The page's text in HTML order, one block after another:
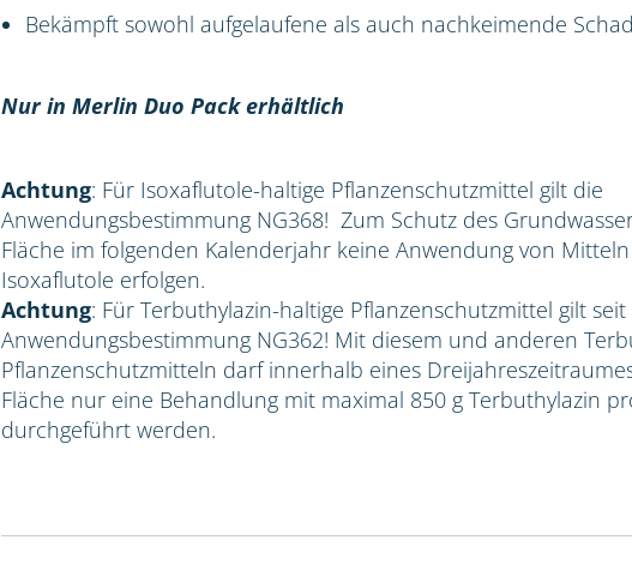
Bekämpft sowohl aufgelaufene als auch nachkeimende
Nur in Merlin Duo Pack erhältlich
Achtung: Für Isoxaflutole-haltige Pflanzenschutzmittel gilt die
Anwendungsbestimmung NG368! Zum Schutz des
Fläche im folgenden Kalenderjahr keine Anwendung von
Isoxaflutole erfolgen.
Achtung: Für Terbuthylazin-haltige Pflanzenschutzmittel gilt seit
Anwendungsbestimmung NG362! Mit diesem und anderen
Pflanzenschutzmitteln darf innerhalb eines
Fläche nur eine Behandlung mit maximal 850 g Terbuthylazin
durchgeführt werden.